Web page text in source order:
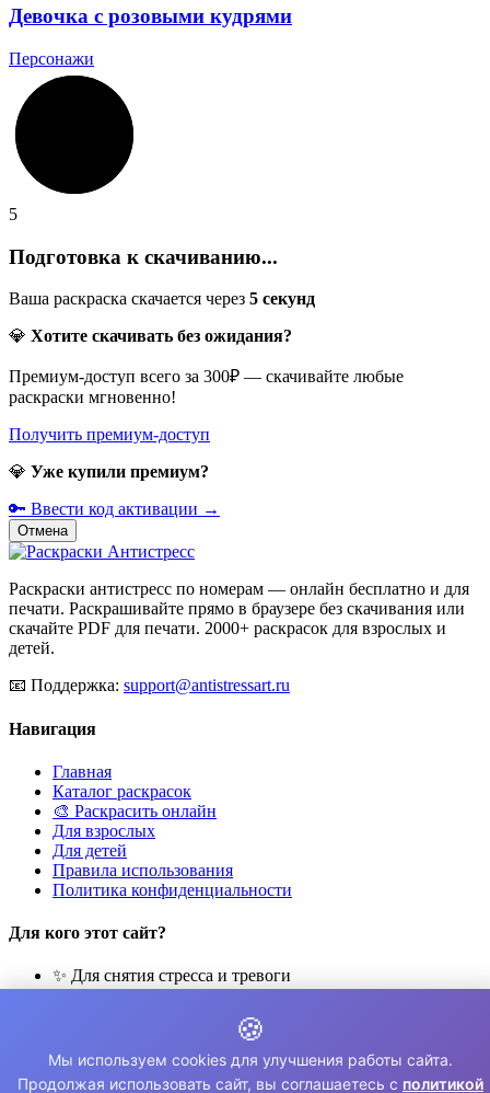
Девочка с розовыми кудрями
Персонажи
5
Подготовка к скачиванию...
Ваша раскраска скачается через 5 секунд
💎 Хотите скачивать без ожидания?
Премиум-доступ всего за 300₽ — скачивайте любые
раскраски мгновенно!
Получить премиум-доступ
💎 Уже купили премиум?
🔑 Ввести код активации →
Отмена
Раскраски антистресс по номерам — онлайн бесплатно и для
печати. Раскрашивайте прямо в браузере без скачивания или
скачайте PDF для печати. 2000+ раскрасок для взрослых и
детей.
📧 Поддержка: support@antistressart.ru
Навигация
Главная
Каталог раскрасок
🎨 Раскрасить онлайн
Для взрослых
Для детей
Правила использования
Политика конфиденциальности
Для кого этот сайт?
✨ Для снятия стресса и тревоги
🧘 Для медитации и расслабления
👨‍👩‍👧‍👦 Для семейного досуга
© 2026 Раскраски Антистресс. Все права защищены.
🍪
Мы используем cookies для улучшения работы сайта.
Продолжая использовать сайт, вы соглашаетесь с политикой